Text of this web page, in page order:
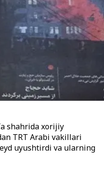
shahrida xorijiy
TRT Arabi vakillari
uyushtirdi va ularning